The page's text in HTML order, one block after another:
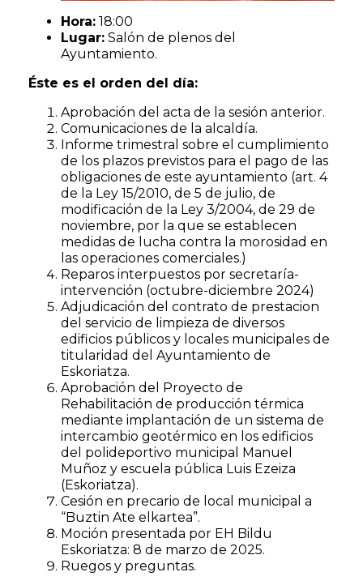
Hora: 18:00
Lugar: Salón de plenos del
Ayuntamiento.
Éste es el orden del día:
Aprobación del acta de la sesión anterior.
Comunicaciones de la alcaldía.
Informe trimestral sobre el cumplimiento
de los plazos previstos para el pago de las
obligaciones de este ayuntamiento (art. 4
de la Ley 15/2010, de 5 de julio, de
modificación de la Ley 3/2004, de 29 de
noviembre, por la que se establecen
medidas de lucha contra la morosidad en
las operaciones comerciales.)
Reparos interpuestos por secretaría-
intervención (octubre-diciembre 2024)
Adjudicación del contrato de prestacion
del servicio de limpieza de diversos
edificios públicos y locales municipales de
titularidad del Ayuntamiento de
Eskoriatza.
Aprobación del Proyecto de
Rehabilitación de producción térmica
mediante implantación de un sistema de
intercambio geotérmico en los edificios
del polideportivo municipal Manuel
Muñoz y escuela pública Luis Ezeiza
(Eskoriatza).
Cesión en precario de local municipal a
“Buztin Ate elkartea”.
Moción presentada por EH Bildu
Eskoriatza: 8 de marzo de 2025.
Ruegos y preguntas.